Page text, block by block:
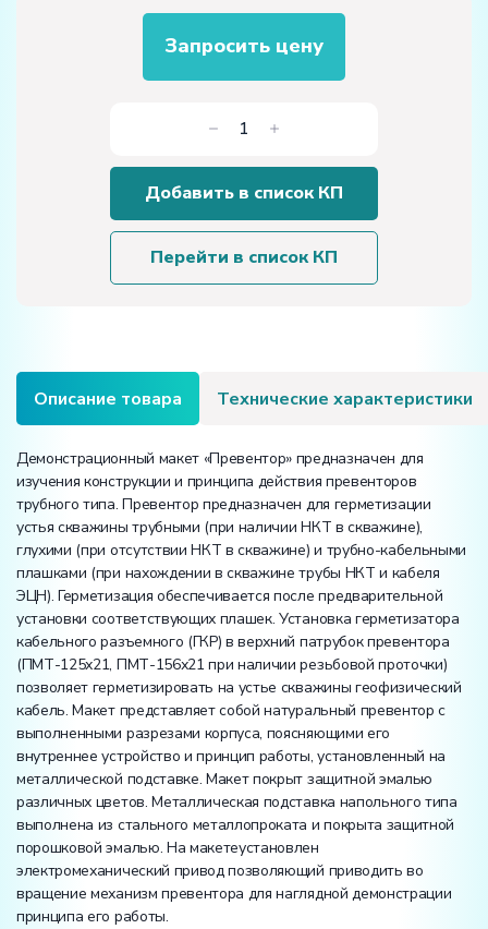
Запросить цену
Количество
товара
Демонстрационный
динамический
макет
«Превентор»
Добавить в список КП
Перейти в список КП
Описание товара Технические характеристики
Демонстрационный макет «Превентор» предназначен для
изучения конструкции и принципа действия превенторов
трубного типа. Превентор предназначен для герметизации
устья скважины трубными (при наличии НКТ в скважине),
глухими (при отсутствии НКТ в скважине) и трубно-кабельными
плашками (при нахождении в скважине трубы НКТ и кабеля
ЭЦН). Герметизация обеспечивается после предварительной
установки соответствующих плашек. Установка герметизатора
кабельного разъемного (ГКР) в верхний патрубок превентора
(ПМТ-125х21, ПМТ-156х21 при наличии резьбовой проточки)
позволяет герметизировать на устье скважины геофизический
кабель. Макет представляет собой натуральный превентор с
выполненными разрезами корпуса, поясняющими его
внутреннее устройство и принцип работы, установленный на
металлической подставке. Макет покрыт защитной эмалью
различных цветов. Металлическая подставка напольного типа
выполнена из стального металлопроката и покрыта защитной
порошковой эмалью. На макетеустановлен
электромеханический привод позволяющий приводить во
вращение механизм превентора для наглядной демонстрации
принципа его работы.